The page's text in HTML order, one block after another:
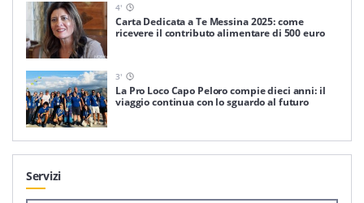
4'
Carta Dedicata a Te Messina 2025: come
ricevere il contributo alimentare di 500 euro
3'
La Pro Loco Capo Peloro compie dieci anni: il
viaggio continua con lo sguardo al futuro
Servizi